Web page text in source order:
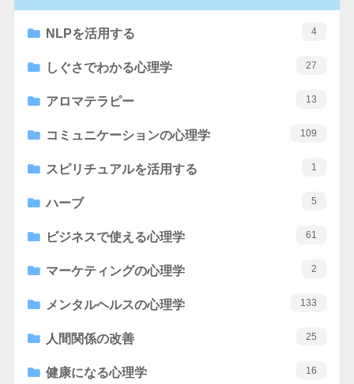
NLPを活用する 4
しぐさでわかる心理学 27
アロマテラピー 13
コミュニケーションの心理学 109
スピリチュアルを活用する 1
ハーブ 5
ビジネスで使える心理学 61
マーケティングの心理学 2
メンタルヘルスの心理学 133
人間関係の改善 25
健康になる心理学 16